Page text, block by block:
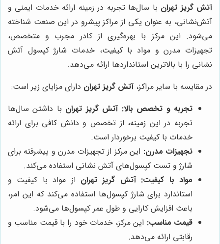
آتش گریز تهران با سال‌ها تجربه در زمینه ارائه خدمات ایمنی و
آتش‌نشانی، به عنوان یکی از مراکز پیشرو در این صنعت شناخته
می‌شود. این مرکز با بهره‌گیری از کادر مجرب و متخصص،
تجهیزات مدرن و مواد با کیفیت، خدمات شارژ کپسول آتش
نشانی را با بالاترین استانداردها ارائه می‌دهد.
در مقایسه با سایر مراکز،آتش گریز تهران دارای مزایای زیر است:
تجربه و تخصص بالا: آتش گریز تهران با داشتن سال‌ها
تجربه در این زمینه، از تخصص و دانش کافی برای ارائه
خدمات با کیفیت برخوردار است.
تجهیزات مدرن: این مرکز از تجهیزات مدرن و پیشرفته برای
شارژ و تست کپسول‌های آتش نشانی استفاده می‌کند.
مواد با کیفیت: آتش گریز تهران از مواد با کیفیت و
استاندارد برای شارژ کپسول‌ها استفاده می‌کند که این امر،
باعث افزایش کارایی و طول عمر کپسول‌ها می‌شود.
قیمت مناسب: این مرکز، خدمات خود را با قیمت مناسب و
رقابتی ارائه می‌دهد.